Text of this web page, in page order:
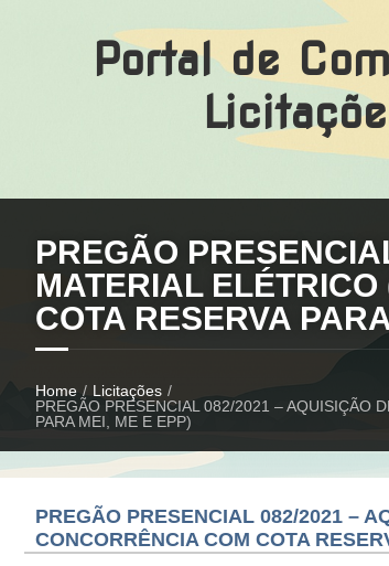
Portal de
PREGÃO
MATERIAL
COTA RESERVA
Home / Licitações /
PREGÃO PRESENCIAL 082/2021 – AQUISIÇÃO
PARA MEI, ME E EPP)
PREGÃO PRESENCIAL 082/2021 –
CONCORRÊNCIA COM COTA